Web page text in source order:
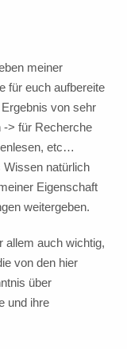
meiner
für euch aufbereite
von sehr
-> für Recherche
etc…
Wissen natürlich
Eigenschaft
weitergeben.
allem auch wichtig,
von den hier
über
und ihre